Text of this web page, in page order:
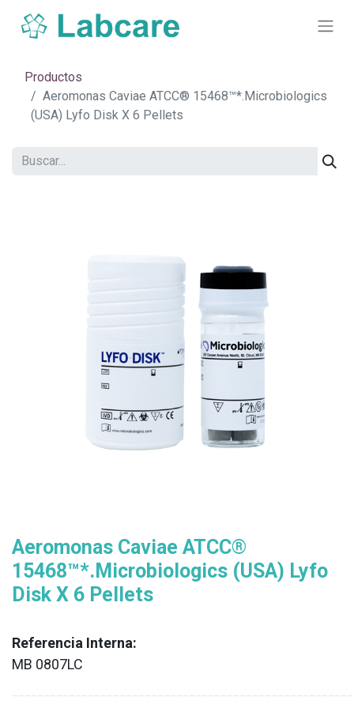
Productos
Aeromonas Caviae ATCC® 15468™*.Microbiologics
(USA) Lyfo Disk X 6 Pellets
Aeromonas Caviae ATCC®
15468™*.Microbiologics (USA) Lyfo
Disk X 6 Pellets
Referencia Interna:
MB 0807LC